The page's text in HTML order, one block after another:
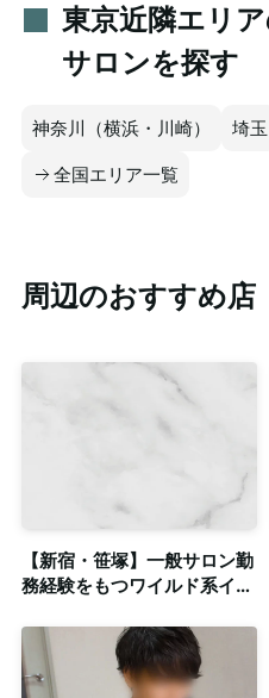
東京近隣エリ
サロンを探す
神奈川（横浜・川崎） 埼玉
全国エリア一覧
周辺のおすすめ店
【新宿・笹塚】一般サロン勤
務経験をもつワイルド系イケ
ージ◎個室あり・出張可